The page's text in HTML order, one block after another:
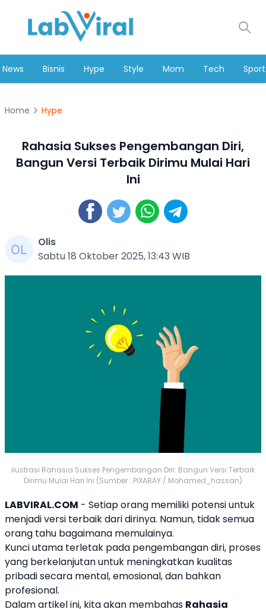
News Bisnis Hype Style Mom Tech Sport
Home Hype
Rahasia Sukses Pengembangan Diri,
Bangun Versi Terbaik Dirimu Mulai Hari
Ini
Olis
Sabtu 18 Oktober 2025, 13:43 WIB
ilustrasi Rahasia Sukses Pengembangan Diri: Bangun Versi Terbaik
Dirimu Mulai Hari Ini (Sumber : PIXABAY / Mohamed_hassan)
LABVIRAL.COM - Setiap orang memiliki potensi untuk
menjadi versi terbaik dari dirinya. Namun, tidak semua
orang tahu bagaimana memulainya.
Kunci utama terletak pada pengembangan diri, proses
yang berkelanjutan untuk meningkatkan kualitas
pribadi secara mental, emosional, dan bahkan
profesional.
Dalam artikel ini, kita akan membahas Rahasia